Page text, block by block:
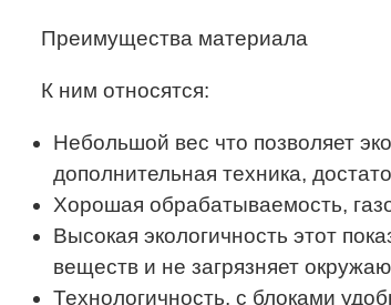
Преимущества материала
К ним относятся:
Небольшой вес что позволяет
дополнительная техника,
Хорошая обрабатываемость,
Высокая экологичность этот
веществ и не загрязняет
Технологичность, с блоками